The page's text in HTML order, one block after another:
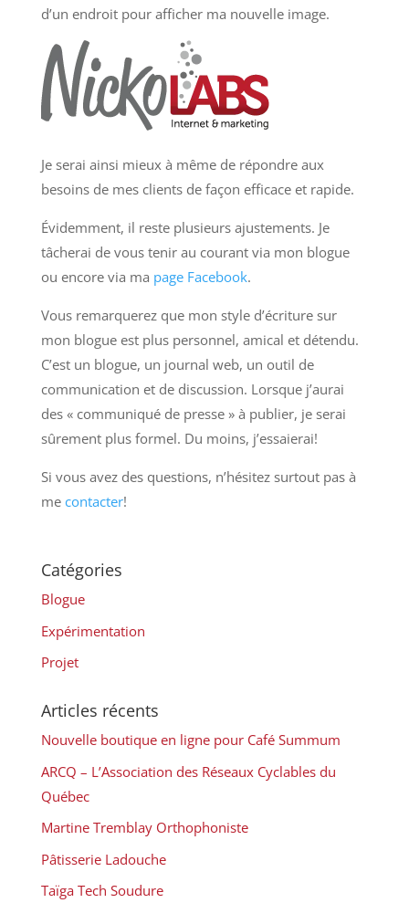
d’un endroit pour afficher ma nouvelle image.
Je serai ainsi mieux à même de répondre aux
besoins de mes clients de façon efficace et rapide.
Évidemment, il reste plusieurs ajustements. Je
tâcherai de vous tenir au courant via mon blogue
ou encore via ma page Facebook.
Vous remarquerez que mon style d’écriture sur
mon blogue est plus personnel, amical et détendu.
C’est un blogue, un journal web, un outil de
communication et de discussion. Lorsque j’aurai
des « communiqué de presse » à publier, je serai
sûrement plus formel. Du moins, j’essaierai!
Si vous avez des questions, n’hésitez surtout pas à
me contacter!
Catégories
Blogue
Expérimentation
Projet
Articles récents
Nouvelle boutique en ligne pour Café Summum
ARCQ – L’Association des Réseaux Cyclables du
Québec
Martine Tremblay Orthophoniste
Pâtisserie Ladouche
Taïga Tech Soudure